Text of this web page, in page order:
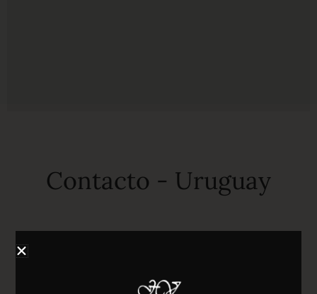
Contacto - Uruguay